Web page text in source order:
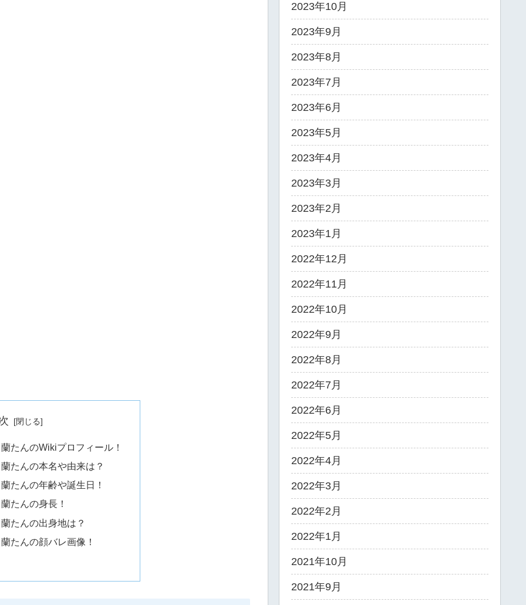
たんのWikiプロフィール！
たんの本名や由来は？
たんの年齢や誕生日！
たんの身長！
たんの出身地は？
たんの顔バレ画像！
2023年10月
2023年9月
2023年8月
2023年7月
2023年6月
2023年5月
2023年4月
2023年3月
2023年2月
2023年1月
2022年12月
2022年11月
2022年10月
2022年9月
2022年8月
2022年7月
2022年6月
2022年5月
2022年4月
2022年3月
2022年2月
2022年1月
2021年10月
2021年9月